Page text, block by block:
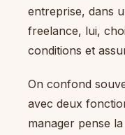
entreprise, dans
freelance, lui,
conditions et
On confond
avec deux
manager pense